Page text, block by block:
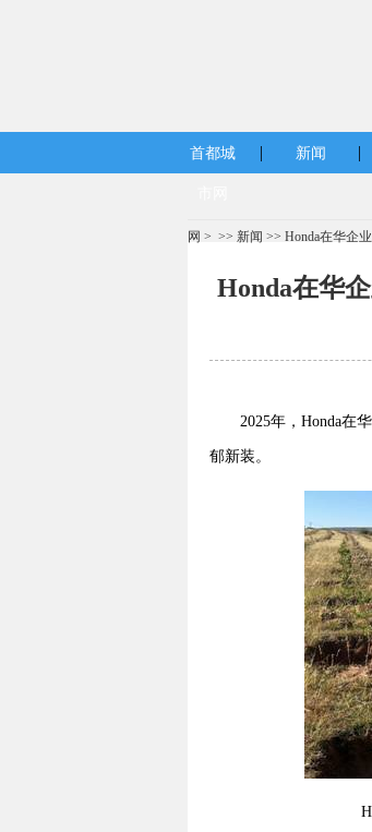
首都城 | 新闻 |
网 > >> 新闻 >> Honda在华企
Honda在华
2025年，Honda在
郁新装。